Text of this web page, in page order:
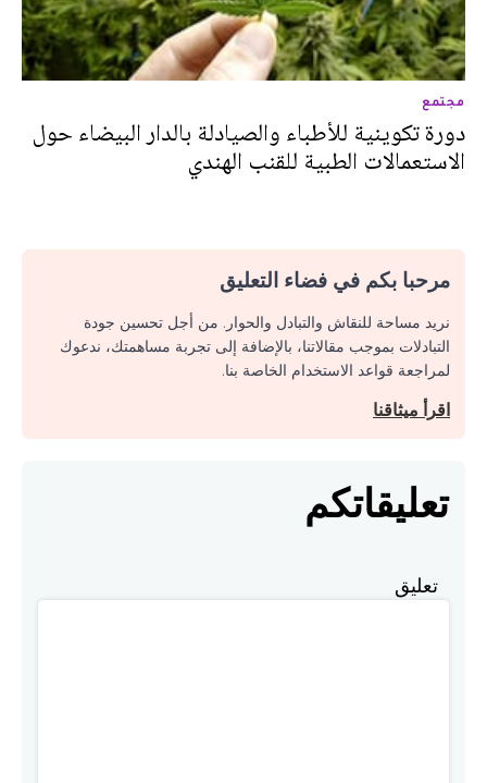
مجتمع
دورة تكوينية للأطباء والصيادلة بالدار البيضاء حول
الاستعمالات الطبية للقنب الهندي
مرحبا بكم في فضاء التعليق
نريد مساحة للنقاش والتبادل والحوار. من أجل تحسين جودة
التبادلات بموجب مقالاتنا، بالإضافة إلى تجربة مساهمتك، ندعوك
لمراجعة قواعد الاستخدام الخاصة بنا.
اقرأ ميثاقنا
تعليقاتكم
تعليق